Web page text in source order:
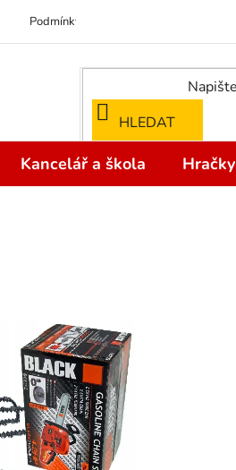
Podmínky ochrany osobních údajů
HLEDAT
Kancelář a škola Hračky